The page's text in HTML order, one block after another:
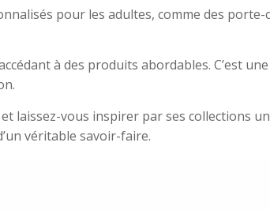
pour les adultes, comme des porte-
à des produits abordables. C’est
et laissez-vous inspirer par ses collections
véritable savoir-faire.